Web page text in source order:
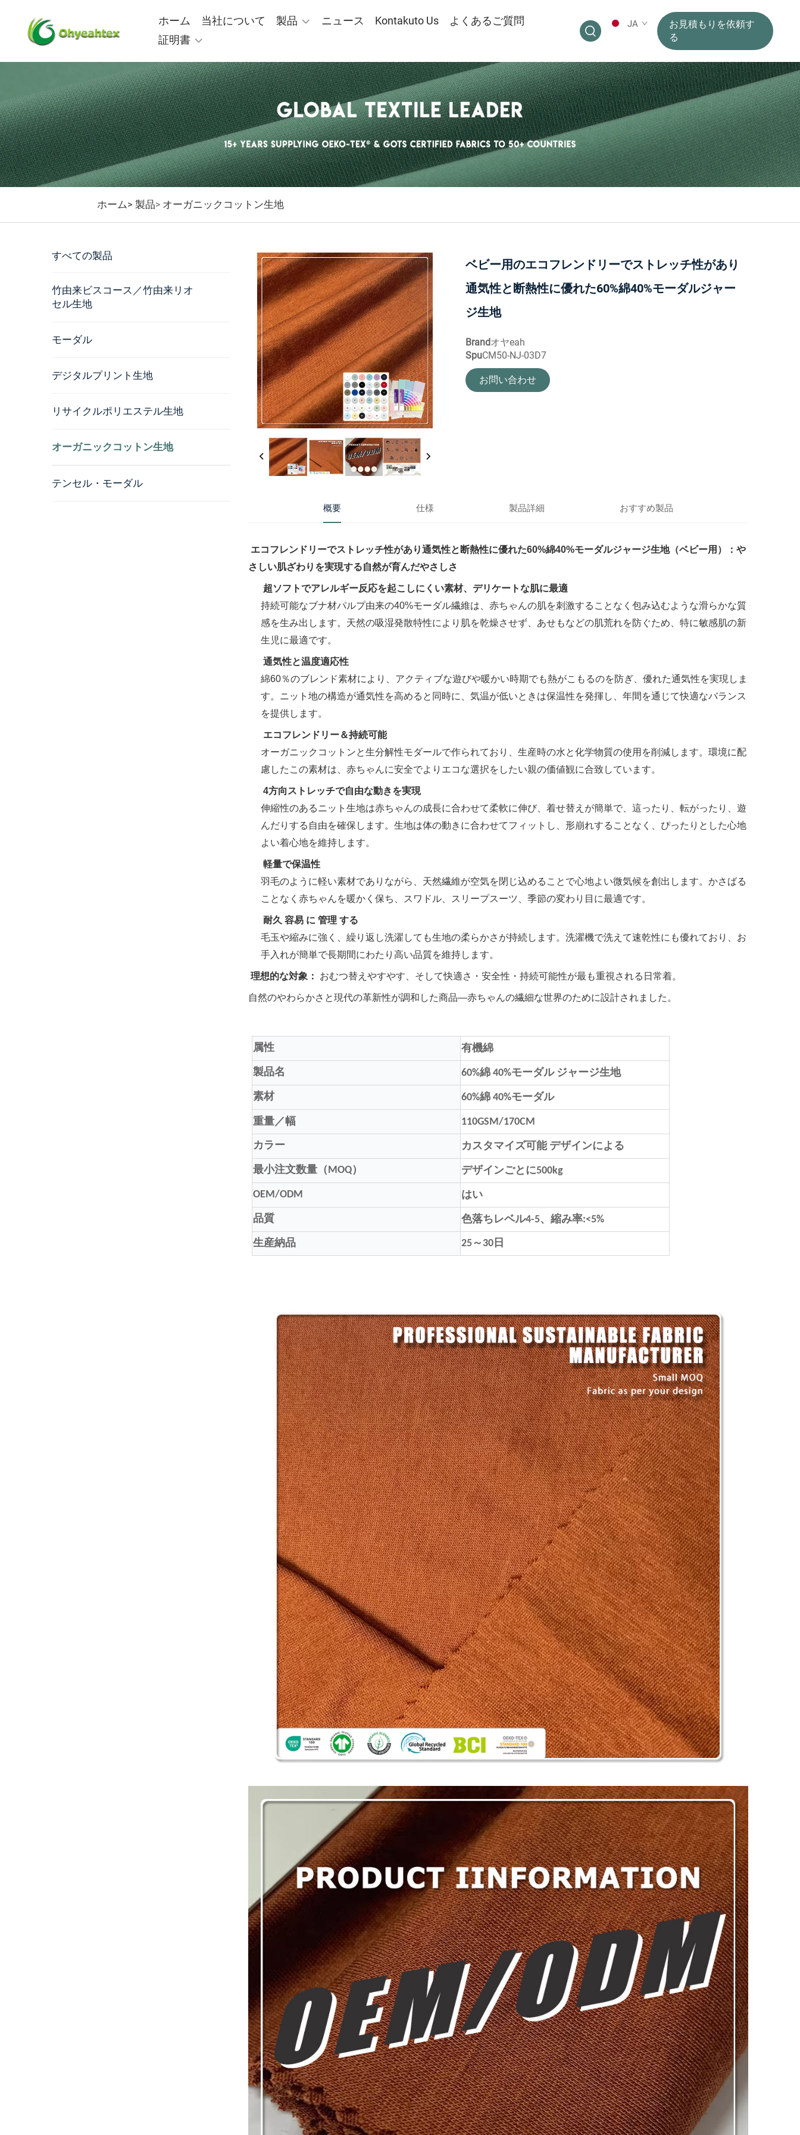
ホーム 当社について 製品 ニュース Kontakuto Us
よくあるご質問
証明書
JA
お見積もりを依頼す
る
ホーム> 製品> オーガニックコットン生地
すべての製品
竹由来ビスコース／竹由来リオ
セル生地
モーダル
デジタルプリント生地
リサイクルポリエステル生地
オーガニックコットン生地
テンセル・モーダル
ベビー用のエコフレンドリーでストレッチ性があり
通気性と断熱性に優れた60%綿40%モーダルジャー
ジ生地
Brandオヤeah
SpuCM50-NJ-03D7
お問い合わせ
概要 仕様 製品詳細 おすすめ製品
エコフレンドリーでストレッチ性があり通気性と断熱性に優れた60%綿40%モーダルジャージ生地（ベビー用）：や
さしい肌ざわりを実現する自然が育んだやさしさ
超ソフトでアレルギー反応を起こしにくい素材、デリケートな肌に最適
持続可能なブナ材パルプ由来の40%モーダル繊維は、赤ちゃんの肌を刺激することなく包み込むような滑らかな質
感を生み出します。天然の吸湿発散特性により肌を乾燥させず、あせもなどの肌荒れを防ぐため、特に敏感肌の新
生児に最適です。
通気性と温度適応性
綿60％のブレンド素材により、アクティブな遊びや暖かい時期でも熱がこもるのを防ぎ、優れた通気性を実現しま
す。ニット地の構造が通気性を高めると同時に、気温が低いときは保温性を発揮し、年間を通じて快適なバランス
を提供します。
エコフレンドリー＆持続可能
オーガニックコットンと生分解性モダールで作られており、生産時の水と化学物質の使用を削減します。環境に配
慮したこの素材は、赤ちゃんに安全でよりエコな選択をしたい親の価値観に合致しています。
4方向ストレッチで自由な動きを実現
伸縮性のあるニット生地は赤ちゃんの成長に合わせて柔軟に伸び、着せ替えが簡単で、這ったり、転がったり、遊
んだりする自由を確保します。生地は体の動きに合わせてフィットし、形崩れすることなく、ぴったりとした心地
よい着心地を維持します。
軽量で保温性
羽毛のように軽い素材でありながら、天然繊維が空気を閉じ込めることで心地よい微気候を創出します。かさばる
ことなく赤ちゃんを暖かく保ち、スワドル、スリープスーツ、季節の変わり目に最適です。
耐久 容易 に 管理 する
毛玉や縮みに強く、繰り返し洗濯しても生地の柔らかさが持続します。洗濯機で洗えて速乾性にも優れており、お
手入れが簡単で長期間にわたり高い品質を維持します。
理想的な対象： おむつ替えやすやす、そして快適さ・安全性・持続可能性が最も重視される日常着。
自然のやわらかさと現代の革新性が調和した商品—赤ちゃんの繊細な世界のために設計されました。
属性 有機綿
製品名 60%綿 40%モーダル ジャージ生地
素材 60%綿 40%モーダル
重量／幅 110GSM/170CM
カラー カスタマイズ可能 デザインによる
最小注文数量（MOQ） デザインごとに500kg
OEM/ODM はい
品質 色落ちレベル4-5、縮み率:<5%
生産納品 25～30日